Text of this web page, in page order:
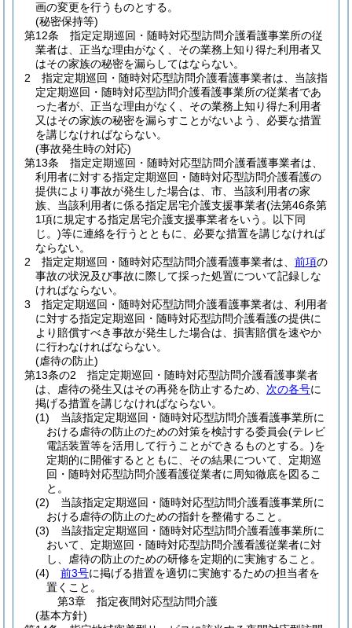
画の変更を行うものとする。
(秘密保持等)
第12条
指定定期巡回・随時対応型訪問介護看護事業所の従
業者は、正当な理由がなく、その業務上知り得た利用者又
はその家族の秘密を漏らしてはならない。
2
指定定期巡回・随時対応型訪問介護看護事業者は、当該指
定定期巡回・随時対応型訪問介護看護事業所の従業者であ
った者が、正当な理由がなく、その業務上知り得た利用者
又はその家族の秘密を漏らすことがないよう、必要な措置
を講じなければならない。
(事故発生時の対応)
第13条
指定定期巡回・随時対応型訪問介護看護事業者は、
利用者に対する指定定期巡回・随時対応型訪問介護看護の
提供により事故が発生した場合は、市、当該利用者の家
族、当該利用者に係る指定居宅介護支援事業者(法第46条第
1項に規定する指定居宅介護支援事業者をいう。以下同
じ。)等に連絡を行うとともに、必要な措置を講じなければ
ならない。
2
指定定期巡回・随時対応型訪問介護看護事業者は、 前項の
事故の状況及び事故に際して採った処置について記録しな
ければならない。
3
指定定期巡回・随時対応型訪問介護看護事業者は、利用者
に対する指定定期巡回・随時対応型訪問介護看護の提供に
より賠償すべき事故が発生した場合は、損害賠償を速やか
に行わなければならない。
(虐待の防止)
第13条の2
指定定期巡回・随時対応型訪問介護看護事業者
は、虐待の発生又はその再発を防止するため、 次の各号に
掲げる措置を講じなければならない。
(1)
当該指定定期巡回・随時対応型訪問介護看護事業所に
おける虐待の防止のための対策を検討する委員会(テレビ
電話装置等を活用して行うことができるものとする。)を
定期的に開催するとともに、その結果について、定期巡
回・随時対応型訪問介護看護従業者に周知徹底を図るこ
と。
(2)
当該指定定期巡回・随時対応型訪問介護看護事業所に
おける虐待の防止のための指針を整備すること。
(3)
当該指定定期巡回・随時対応型訪問介護看護事業所に
おいて、定期巡回・随時対応型訪問介護看護従業者に対
し、虐待の防止のための研修を定期的に実施すること。
(4)
前3号に掲げる措置を適切に実施するための担当者を
置くこと。
第3章
指定夜間対応型訪問介護
(基本方針)